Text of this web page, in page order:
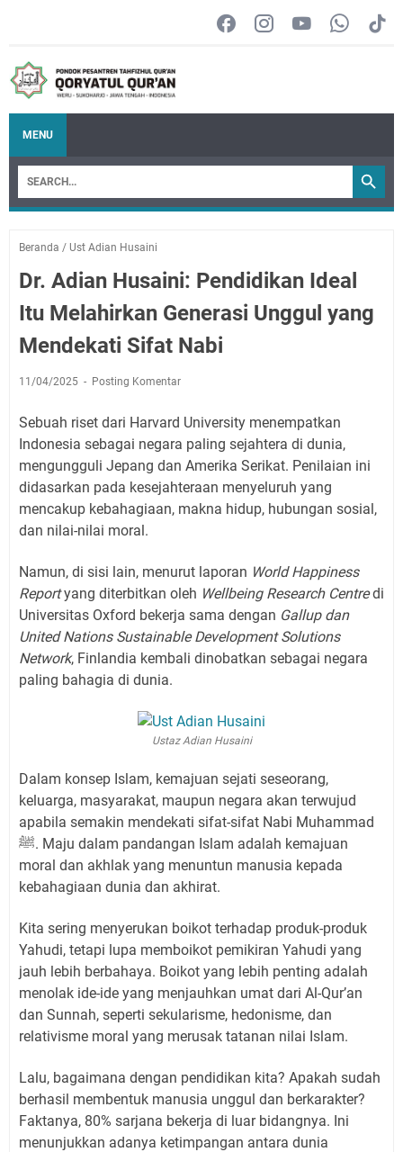
MENU
Beranda / Ust Adian Husaini
Dr. Adian Husaini: Pendidikan Ideal
Itu Melahirkan Generasi Unggul yang
Mendekati Sifat Nabi
11/04/2025 Posting Komentar
Sebuah riset dari Harvard University menempatkan
Indonesia sebagai negara paling sejahtera di dunia,
mengungguli Jepang dan Amerika Serikat. Penilaian ini
didasarkan pada kesejahteraan menyeluruh yang
mencakup kebahagiaan, makna hidup, hubungan sosial,
dan nilai-nilai moral.
Namun, di sisi lain, menurut laporan World Happiness
Reportyang diterbitkan oleh Wellbeing Research Centredi
Universitas Oxford bekerja sama dengan Gallup dan
United Nations Sustainable Development Solutions
Network, Finlandia kembali dinobatkan sebagai negara
paling bahagia di dunia.
Ustaz Adian Husaini
Dalam konsep Islam, kemajuan sejati seseorang,
keluarga, masyarakat, maupun negara akan terwujud
apabila semakin mendekati sifat-sifat Nabi Muhammad
ﷺ. Maju dalam pandangan Islam adalah kemajuan
moral dan akhlak yang menuntun manusia kepada
kebahagiaan dunia dan akhirat.
Kita sering menyerukan boikot terhadap produk-produk
Yahudi, tetapi lupa memboikot pemikiran Yahudi yang
jauh lebih berbahaya. Boikot yang lebih penting adalah
menolak ide-ide yang menjauhkan umat dari Al-Qur’an
dan Sunnah, seperti sekularisme, hedonisme, dan
relativisme moral yang merusak tatanan nilai Islam.
Lalu, bagaimana dengan pendidikan kita? Apakah sudah
berhasil membentuk manusia unggul dan berkarakter?
Faktanya, 80% sarjana bekerja di luar bidangnya. Ini
menunjukkan adanya ketimpangan antara dunia